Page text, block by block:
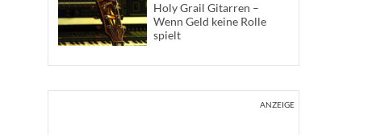
Holy Grail Gitarren –
Wenn Geld keine Rolle
spielt
ANZEIGE